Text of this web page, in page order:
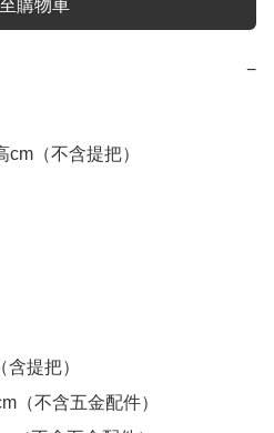
購物車
−
（不含提把）
提把）
（不含五金配件）